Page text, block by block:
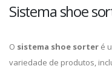
Sistema shoe
O sistema shoe sorter é
variedade de produtos,